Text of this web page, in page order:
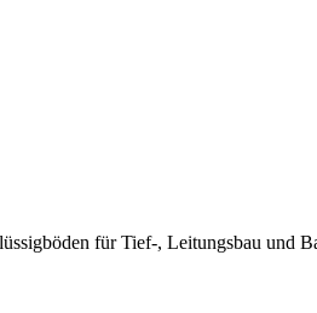
für Tief-, Leitungsbau und